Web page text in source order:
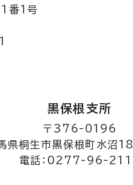
番1号
黒保根支所
〒376-0196
県桐生市黒保根町水沼
電話：0277-96-